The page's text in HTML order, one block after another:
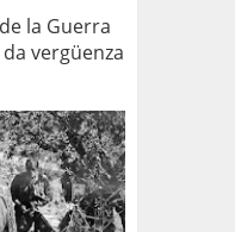
la Guerra
vergüenza